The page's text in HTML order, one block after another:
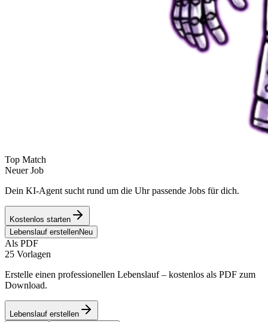
Top Match
Neuer Job
Dein KI-Agent sucht rund um die Uhr passende Jobs für dich.
Kostenlos starten
Lebenslauf erstellenNeu
Als PDF
25 Vorlagen
Erstelle einen professionellen Lebenslauf – kostenlos als PDF zum
Download.
Lebenslauf erstellen